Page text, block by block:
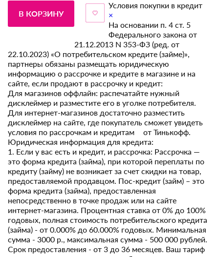
В КОРЗИНУ
Условия покупки в кредит
×
На основании п. 4 ст. 5
Федерального закона от
21.12.2013 N 353-ФЗ (ред. от
22.10.2023) «О потребительском кредите (займе)»,
партнеры обязаны размещать юридическую
информацию о рассрочке и кредите в магазине и на
сайте, если продают в рассрочку и кредит:
Для магазинов оффлайн: распечатайте нужный
дисклеймер и разместите его в уголке потребителя.
Для интернет-магазинов достаточно разместить
дисклеймер на сайте, где покупатель сможет увидеть
условия по рассрочкам и кредитам от Тинькофф.
Юридическая информация для кредита:
1. Если у вас есть и кредит, и рассрочка: Рассрочка —
это форма кредита (займа), при которой переплаты по
кредиту (займу) не возникает за счет скидки на товар,
предоставляемой продавцом. Пос-кредит (займ) – это
форма кредита (займа), предоставленная
непосредственно в точке продаж или на сайте
интернет-магазина. Процентная ставка от 0% до 100%
годовых, полная стоимость потребительского кредита
(займа) - от 0.000% до 60.000% годовых. Минимальная
сумма - 3000 р., максимальная сумма - 500 000 рублей.
Срок предоставления - от 3 до 36 месяцев. Ваш тариф